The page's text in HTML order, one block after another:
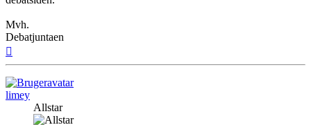
Mvh.
Debatjuntaen
limey
Allstar